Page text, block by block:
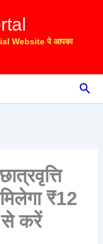
Website पे आपका
₹12
से करें